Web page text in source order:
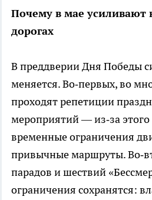
Почему в мае усиливают
дорогах
В преддверии Дня Победы
меняется. Во‑первых, во
проходят репетиции
мероприятий — из‑за этого
временные ограничения
привычные маршруты.
парадов и шествий
ограничения сохранятся: